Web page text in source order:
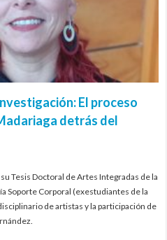
El proceso
detrás del
Tesis Doctoral de Artes Integradas de la
Soporte Corporal (exestudiantes de la
de artistas y la participación de